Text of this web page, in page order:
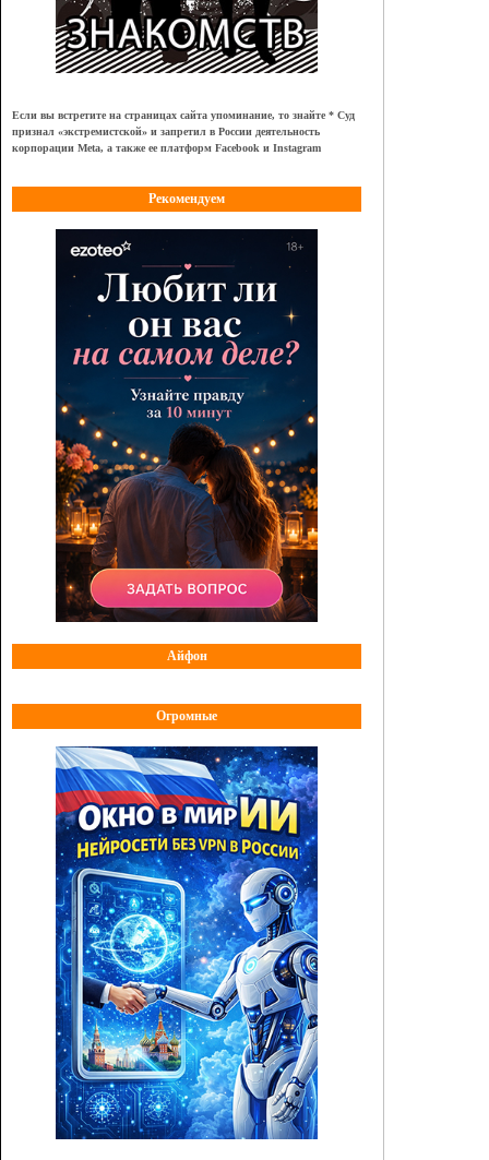
Если вы встретите на страницах сайта упоминание, то знайте * Суд
признал «экстремистской» и запретил в России деятельность
корпорации Meta, а также ее платформ Facebook и Instagram
Рекомендуем
Айфон
Огромные